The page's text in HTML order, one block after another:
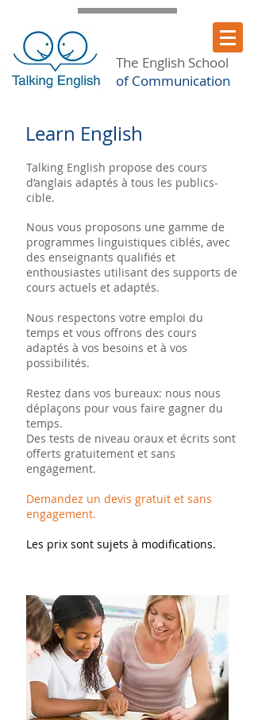
The English School
of Communication
Learn English
Talking English propose des cours
d’anglais adaptés à tous les publics-
cible.
Nous vous proposons une gamme de
programmes linguistiques ciblés, avec
des enseignants qualifiés et
enthousiastes utilisant des supports de
cours actuels et adaptés.
Nous respectons votre emploi du
temps et vous offrons des cours
adaptés à vos besoins et à vos
possibilités.
Restez dans vos bureaux: nous nous
déplaçons pour vous faire gagner du
temps.
Des tests de niveau oraux et écrits sont
offerts gratuitement et sans
engagement.
Demandez un devis gratuit et sans
engagement.
Les prix sont sujets à modifications.